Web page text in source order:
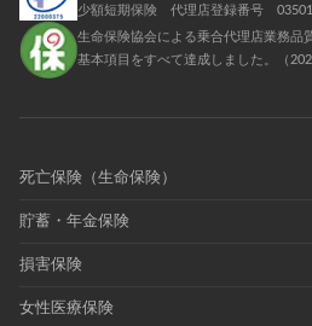
少額短期保険 代理店登録番号
生命保険協会による乗合代理店業務品
基本項目をすべて達成しました。（
死亡保険（生命保険）
貯蓄・年金保険
損害保険
女性医療保険